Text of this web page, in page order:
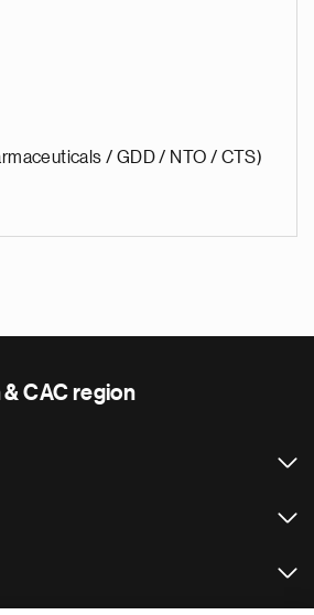
/ GDD / NTO / CTS)
CAC region